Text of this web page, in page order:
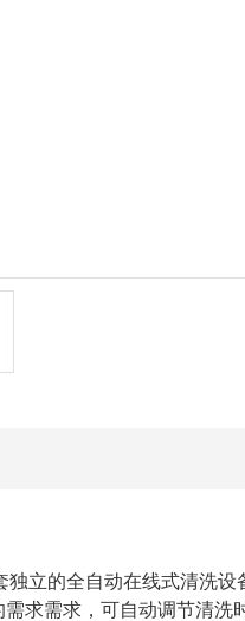
独立的全自动在线式清洗
求需求，可自动调节清